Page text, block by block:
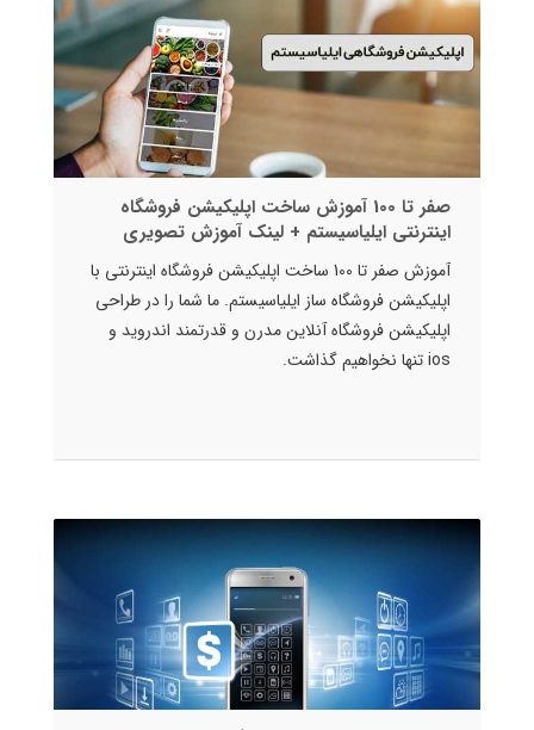
صفر تا 100 آموزش ساخت اپلیکیشن فروشگاه
اینترنتی ایلیاسیستم + لینک آموزش تصویری
آموزش صفر تا 100 ساخت اپلیکیشن فروشگاه اینترنتی با
اپلیکیشن فروشگاه ساز ایلیاسیستم. ما شما را در طراحی
اپلیکیشن فروشگاه آنلاین مدرن و قدرتمند اندروید و
ios تنها نخواهیم گذاشت.